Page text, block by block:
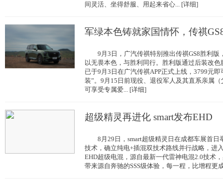
间灵活、坐得舒服、用起来省心... [详细]
军绿本色铸就家国情怀，传祺
9月3日，广汽传祺特别推出传祺GS8胜利版
以无畏本色，与胜利同行。胜利版通过后装改
已于9月3日在广汽传祺APP正式上线，3799元
装”。9月15日前现役、退役军人及其直系亲属
可享受专属爱... [详细]
超级精灵再进化 smart发布EHD
8月29日，smart超级精灵日在成都车展首日
技术，确立纯电+插混双技术路线并行战略，
EHD超级电混，源自最新一代雷神电混2.0技术
带来源自奔驰的SSS级体验，每一程，比增程